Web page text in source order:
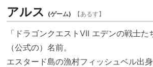
アルス (ゲーム) 【あるす】
「 ドラゴンクエストVII エデンの戦士た
（公式の）名前。
エスタード島の漁村フィッシュベル出